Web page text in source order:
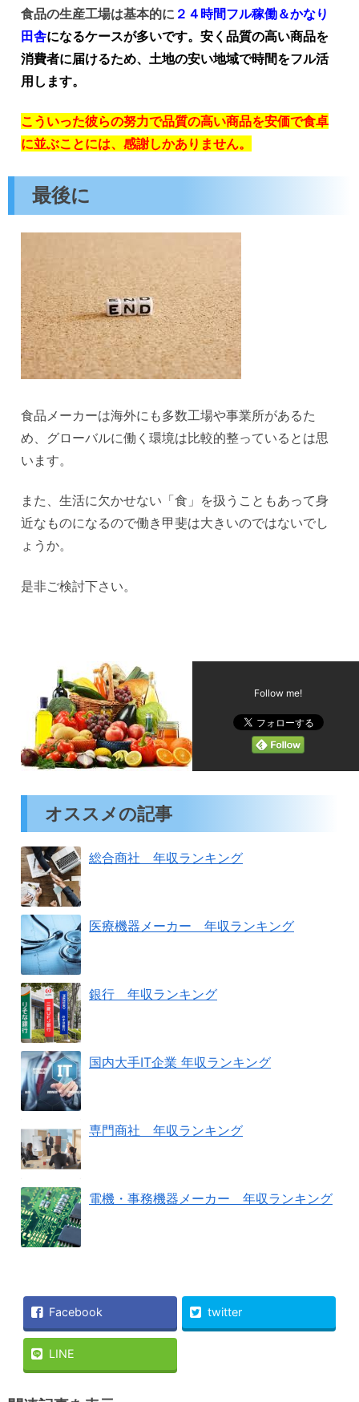
食品の生産工場は基本的に ２４時間フル稼働＆かなり
田舎になるケースが多いです。安く品質の高い商品を
消費者に届けるため、土地の安い地域で時間をフル活
用します。
こういった彼らの努力で品質の高い商品を安価で食卓
に並ぶことには、感謝しかありません。
最後に
食品メーカーは海外にも多数工場や事業所があるた
め、グローバルに働く環境は比較的整っているとは思
います。
また、生活に欠かせない「食」を扱うこともあって身
近なものになるので働き甲斐は大きいのではないでし
ょうか。
是非ご検討下さい。
Follow me!
オススメの記事
総合商社 年収ランキング
医療機器メーカー 年収ランキング
銀行 年収ランキング
国内大手IT企業 年収ランキング
専門商社 年収ランキング
電機・事務機器メーカー 年収ランキング
Facebook twitter
LINE